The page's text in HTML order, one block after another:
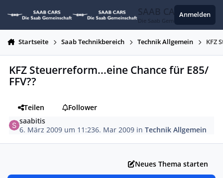
SAAB CARS
Die Saab Gemeinschaft
Anmelden
Startseite Saab Technikbereich Technik Allgemein KFZ
KFZ Steuerreform...eine Chance für E85/
FFV??
Teilen
Follower
saabitis
6. März 2009 um 11:236. Mar 2009 inTechnik Allgemein
Neues Thema starten